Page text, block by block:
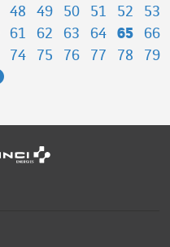
48 49 50 51 52
53
61 62 63 64 65
66
74 75 76 77 78
79
Next